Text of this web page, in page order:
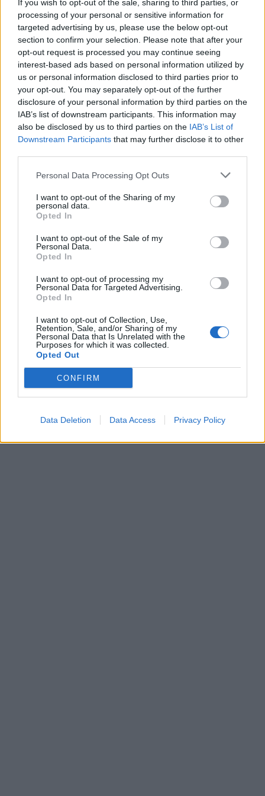
If you wish to opt-out of the sale, sharing to third parties, or
processing of your personal or sensitive information for
targeted advertising by us, please use the below opt-out
section to confirm your selection. Please note that after your
opt-out request is processed you may continue seeing
interest-based ads based on personal information utilized by
us or personal information disclosed to third parties prior to
your opt-out. You may separately opt-out of the further
disclosure of your personal information by third parties on the
IAB’s list of downstream participants. This information may
also be disclosed by us to third parties on the IAB’s List of
Downstream Participants that may further disclose it to other
Personal Data Processing Opt Outs
I want to opt-out of the Sharing of my
personal data.
Opted In
I want to opt-out of the Sale of my
Personal Data.
Opted In
I want to opt-out of processing my
Personal Data for Targeted Advertising.
Opted In
I want to opt-out of Collection, Use,
Retention, Sale, and/or Sharing of my
Personal Data that Is Unrelated with the
Purposes for which it was collected.
Opted Out
CONFIRM
Data Deletion Data Access Privacy Policy
Η TicTac ενισχύει τη διοικητική της ομάδα με
τον Δημήτριο Μαραγκό στη θέση του Chief
Information Officer
Η σωστή εφαρμογή του GRC και η υιοθέτηση
του κατάλληλου εργαλείου, είναι στρατηγική
αναγκαιότητα
ΕΓΓΡΑΦΗ ΣΤΟ NEWSLETTER
ΤΕΛΕΥΤΑΙΟ ΤΕΥΧΟΣ
Περιεχόμενα τεύχους